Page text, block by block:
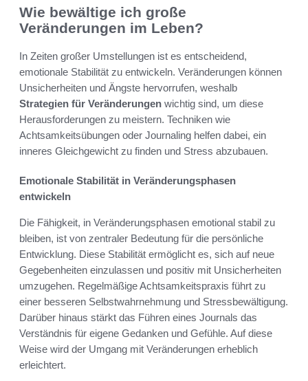
Wie bewältige ich große
Veränderungen im Leben?
In Zeiten großer Umstellungen ist es entscheidend,
emotionale Stabilität zu entwickeln. Veränderungen können
Unsicherheiten und Ängste hervorrufen, weshalb
Strategien für Veränderungen wichtig sind, um diese
Herausforderungen zu meistern. Techniken wie
Achtsamkeitsübungen oder Journaling helfen dabei, ein
inneres Gleichgewicht zu finden und Stress abzubauen.
Emotionale Stabilität in Veränderungsphasen
entwickeln
Die Fähigkeit, in Veränderungsphasen emotional stabil zu
bleiben, ist von zentraler Bedeutung für die persönliche
Entwicklung. Diese Stabilität ermöglicht es, sich auf neue
Gegebenheiten einzulassen und positiv mit Unsicherheiten
umzugehen. Regelmäßige Achtsamkeitspraxis führt zu
einer besseren Selbstwahrnehmung und Stressbewältigung.
Darüber hinaus stärkt das Führen eines Journals das
Verständnis für eigene Gedanken und Gefühle. Auf diese
Weise wird der Umgang mit Veränderungen erheblich
erleichtert.